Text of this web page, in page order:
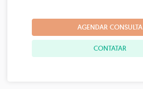
AGENDAR CONSULTA
CONTATAR